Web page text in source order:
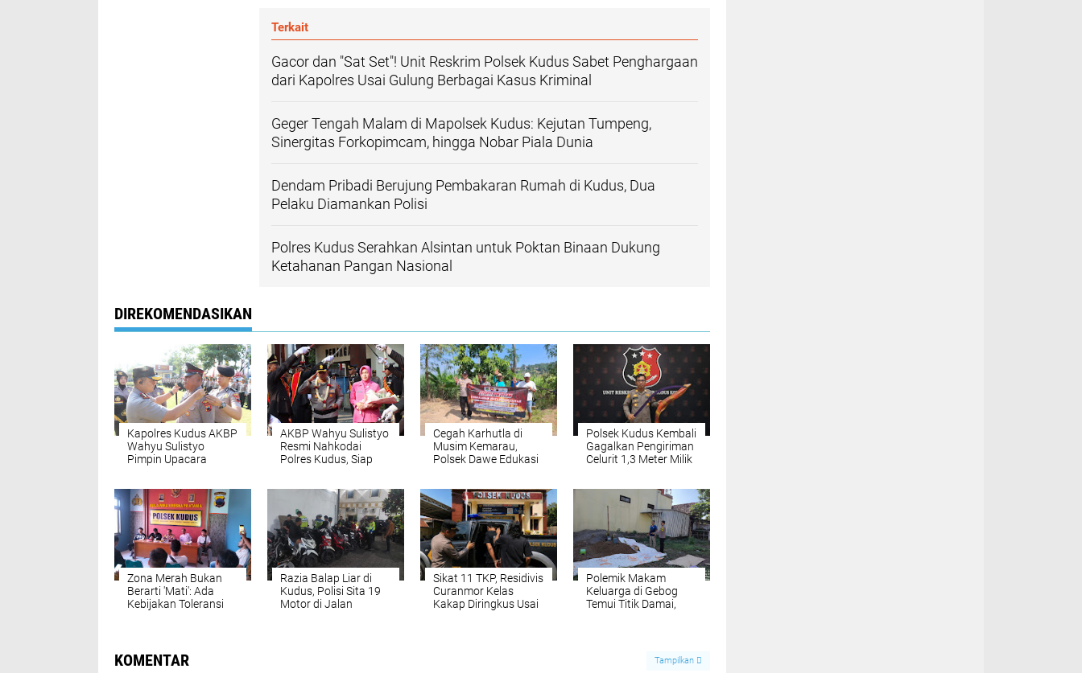
Terkait
Gacor dan "Sat Set"! Unit Reskrim Polsek Kudus Sabet Penghargaan
dari Kapolres Usai Gulung Berbagai Kasus Kriminal
Geger Tengah Malam di Mapolsek Kudus: Kejutan Tumpeng,
Sinergitas Forkopimcam, hingga Nobar Piala Dunia
Dendam Pribadi Berujung Pembakaran Rumah di Kudus, Dua
Pelaku Diamankan Polisi
Polres Kudus Serahkan Alsintan untuk Poktan Binaan Dukung
Ketahanan Pangan Nasional
DIREKOMENDASIKAN
Kapolres Kudus AKBP
Wahyu Sulistyo
Pimpin Upacara
Pangkat Pengabdian
Jadi Ipda
AKBP Wahyu Sulistyo
Resmi Nahkodai
Polres Kudus, Siap
Cegah Karhutla di
Musim Kemarau,
Polsek Dawe Edukasi
Polsek Kudus Kembali
Gagalkan Pengiriman
Celurit 1,3 Meter Milik
Polisi Bergerak Cepat.
Zona Merah Bukan
Berarti 'Mati': Ada
Kebijakan Toleransi
Kudus
Razia Balap Liar di
Kudus, Polisi Sita 19
Motor di Jalan
Sikat 11 TKP, Residivis
Curanmor Kelas
Kakap Diringkus Usai
Polemik Makam
Keluarga di Gebog
Temui Titik Damai,
KOMENTAR Tampilkan